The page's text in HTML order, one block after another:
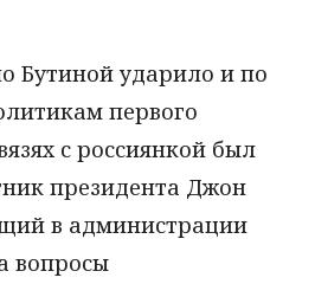
Бутиной ударило и по
первого
с россиянкой был
президента Джон
в администрации
вопросы